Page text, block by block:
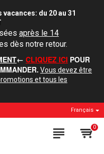
du 20 au 31
après le 14
dès notre retour.
← CLIQUEZ ICI POUR
Vous devez être
et tous les
Français
0